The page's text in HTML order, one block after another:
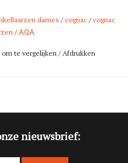
dames /cognac /cognac
/AQA
om te vergelijken/Afdrukken
nieuwsbrief: